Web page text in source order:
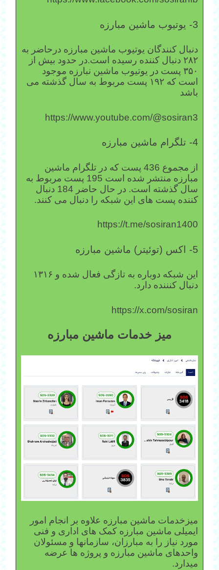
3- یوتیوب ماشین مبارزه
دنبال کنندگان یوتیوب ماشین مبارزه درحاضر به
۲۸۲ دنبال کننده رسیده است.در حدود بیش از
۳۵۰ پست در یوتیوب ماشین نبارزه موجود
است که ۱۹۲ پست مربوط به سال گذشته می
باشد
https://www.youtube.com/@sosiran3
4- تلگرام ماشین مبارزه
از مجموع 436 پست که در تلگرام ماشین
مبارزه منتشر شده است 195 پست مربوط به
سال گذشته است. در حال حاضر 184 دنبال
کننده پست های این شبکه را دنبال می کنند.
https://t.me/sosiran1400
5- اکس (توئیتر) ماشین مبارزه
این شبکه دوباره به تازگی فعال شده و ۱۳۱۶
دنبال کنننده دارد.
https://x.com/sosiran
میز خدمات ماشین مبارزه
میزخدمات ماشین مبارزه علاوه بر انجام امور
ایمیلی ماشین مبارزه کمک های اداری و فنی
مورد نیاز را به مبارزان، سازمانها و مسئولان
واحدهای ماشین مبارزه و پروژه ها عرضه
میدارد.